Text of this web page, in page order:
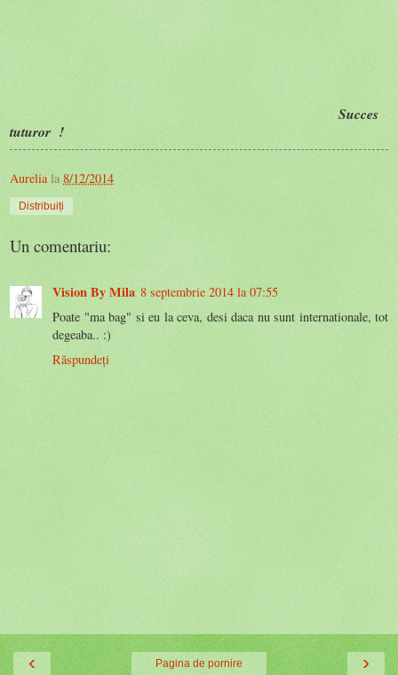
Succes
tuturor !
Aurelia la 8/12/2014
Distribuiți
Un comentariu:
Vision By Mila 8 septembrie 2014 la 07:55
Poate "ma bag" si eu la ceva, desi daca nu sunt internationale, tot
degeaba.. :)
Răspundeți
‹ ›
Pagina de pornire